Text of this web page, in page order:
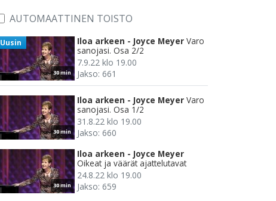
AUTOMAATTINEN TOISTO
30 min
Uusin Iloa arkeen - Joyce Meyer Varo
sanojasi. Osa 2/2
7.9.22 klo 19.00
Jakso: 661
30 min
Iloa arkeen - Joyce Meyer Varo
sanojasi. Osa 1/2
31.8.22 klo 19.00
Jakso: 660
30 min
Iloa arkeen - Joyce Meyer
Oikeat ja väärät ajattelutavat
24.8.22 klo 19.00
Jakso: 659